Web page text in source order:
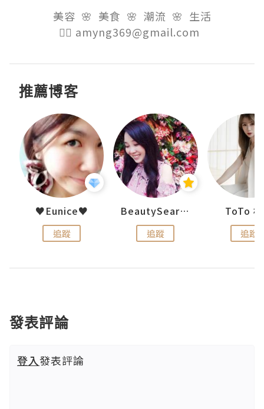
美容  🌸  美食  🌸  潮流  🌸  生活
👉🏻 amyng369@gmail.com
推薦博客
♥Eunice♥
追蹤
BeautySearch
追蹤
ToTo
追蹤
發表評論
登入發表評論